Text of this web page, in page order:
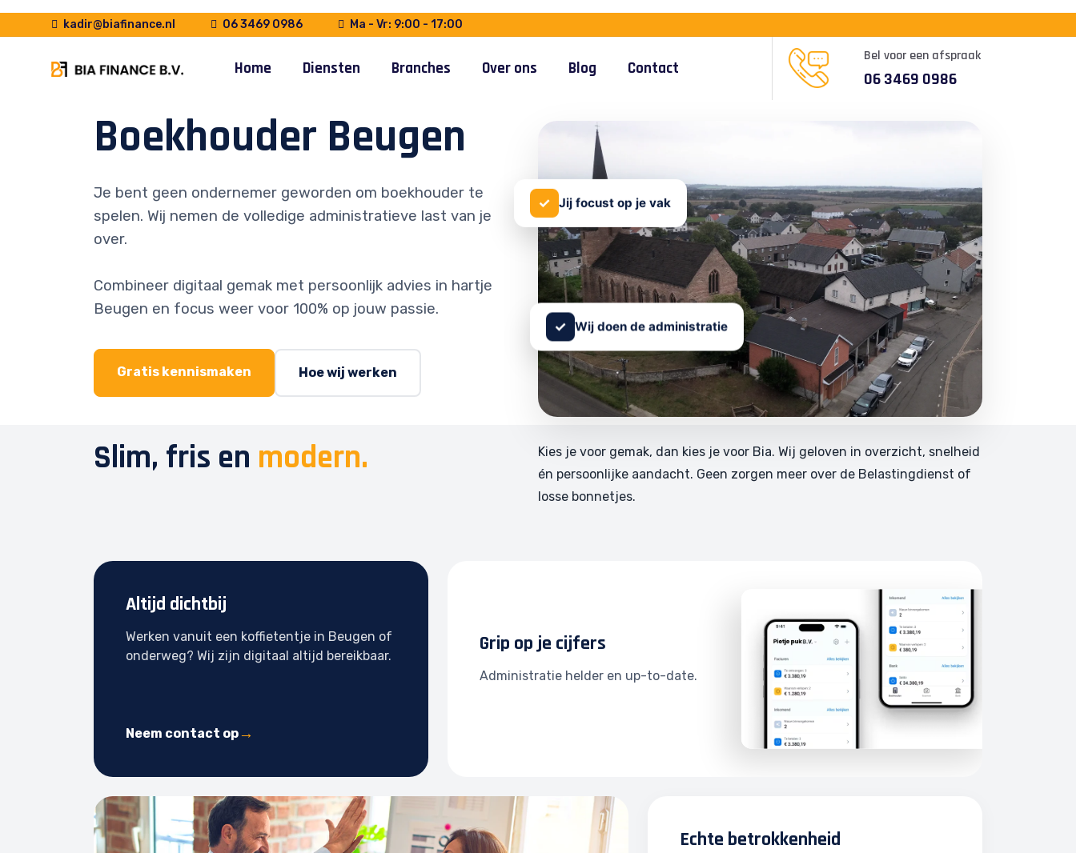
kadir@biafinance.nl 06 3469 0986 Ma - Vr: 9:00 - 17:00
Home Diensten Branches Over ons Blog Contact
Bel voor een afspraak
06 3469 0986
Boekhouder Beugen
Je bent geen ondernemer geworden om boekhouder te
spelen. Wij nemen de volledige administratieve last van je
over.
Combineer digitaal gemak met persoonlijk advies in hartje
Beugen en focus weer voor 100% op jouw passie.
Gratis kennismaken Hoe wij werken
✓ Jij focust op je vak
✓ Wij doen de administratie
Slim, fris en modern.
Kies je voor gemak, dan kies je voor Bia. Wij geloven in overzicht, snelheid
én persoonlijke aandacht. Geen zorgen meer over de Belastingdienst of
losse bonnetjes.
Altijd dichtbij
Werken vanuit een koffietentje in Beugen of
onderweg? Wij zijn digitaal altijd bereikbaar.
Neem contact op
Grip op je cijfers
Administratie helder en up-to-date.
Echte betrokkenheid